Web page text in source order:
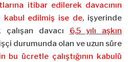
itibar edilerek davacının
kabul edilmiş ise de, işyerinde
davacı 6,5 yılı aşkın
işçi durumunda olan ve uzun süre
bu ücretle çalıştığının kabulü